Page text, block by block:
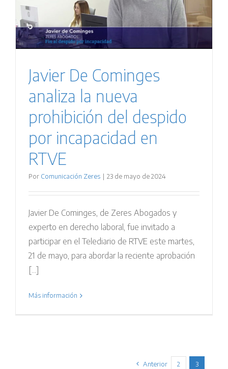
Javier De Cominges
analiza la nueva
prohibición del despido
por incapacidad en
RTVE
Por Comunicación Zeres | 23 de mayo de 2024
Javier De Cominges, de Zeres Abogados y
experto en derecho laboral, fue invitado a
participar en el Telediario de RTVE este martes,
21 de mayo, para abordar la reciente aprobación
[...]
Más información
Anterior 2 3